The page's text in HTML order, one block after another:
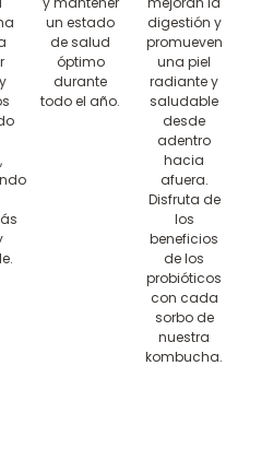
un estado
de salud
óptimo
durante
todo el año.
digestión y
promueven
una piel
radiante y
saludable
desde
adentro
hacia
afuera.
Disfruta de
los
beneficios
de los
probióticos
con cada
sorbo de
nuestra
kombucha.